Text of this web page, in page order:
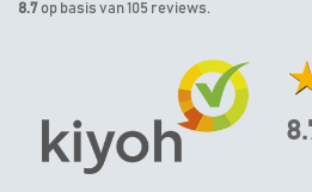
8.7 op basis van 105 reviews.